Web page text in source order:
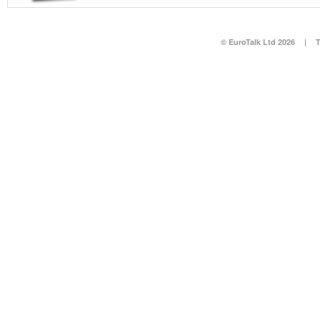
© EuroTalk Ltd 2026 |